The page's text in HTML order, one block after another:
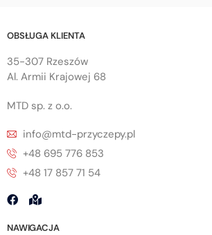
OBSŁUGA KLIENTA
35-307 Rzeszów
Al. Armii Krajowej 68
MTD sp. z o.o.
info@mtd-przyczepy.pl
+48 695 776 853
+48 17 857 71 54
NAWIGACJA